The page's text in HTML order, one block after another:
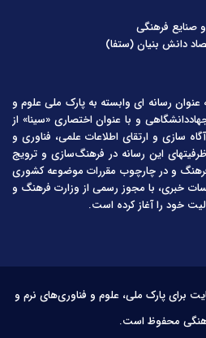
صنایع فرهنگی
دانش بنیان (ستفا)
عنوان رسانه ای وابسته به پارک ملی علوم و
و با عنوان اختصاری «سینا» از
کمک به آگاه سازی و ارتقای اطلاعات علمی، فناوری و
این رسانه در فرهنگ‌سازی و ترویج
و در چارچوب مقررات موضوعه کشوری
خبری، با مجوز رسمی از وزارت فرهنگ و
برای پارک ملی، علوم و فناوری‌های نرم و
محفوظ است.